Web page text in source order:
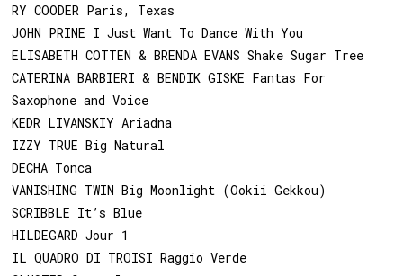
RY COODER Paris, Texas
JOHN PRINE I Just Want To Dance With You
ELISABETH COTTEN & BRENDA EVANS Shake Sugar Tree
CATERINA BARBIERI & BENDIK GISKE Fantas For
Saxophone and Voice
KEDR LIVANSKIY Ariadna
IZZY TRUE Big Natural
DECHA Tonca
VANISHING TWIN Big Moonlight (Ookii Gekkou)
SCRIBBLE It’s Blue
HILDEGARD Jour 1
IL QUADRO DI TROISI Raggio Verde